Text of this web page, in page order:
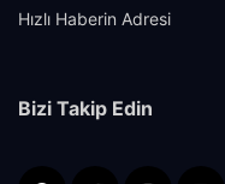
Hızlı Haberin Adresi
Bizi Takip Edin